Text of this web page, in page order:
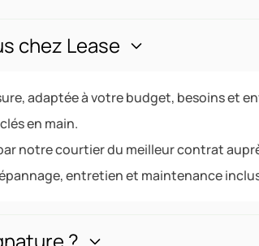
chez Lease
adaptée à votre budget, besoins et
en main.
notre courtier du meilleur contrat
entretien et maintenance